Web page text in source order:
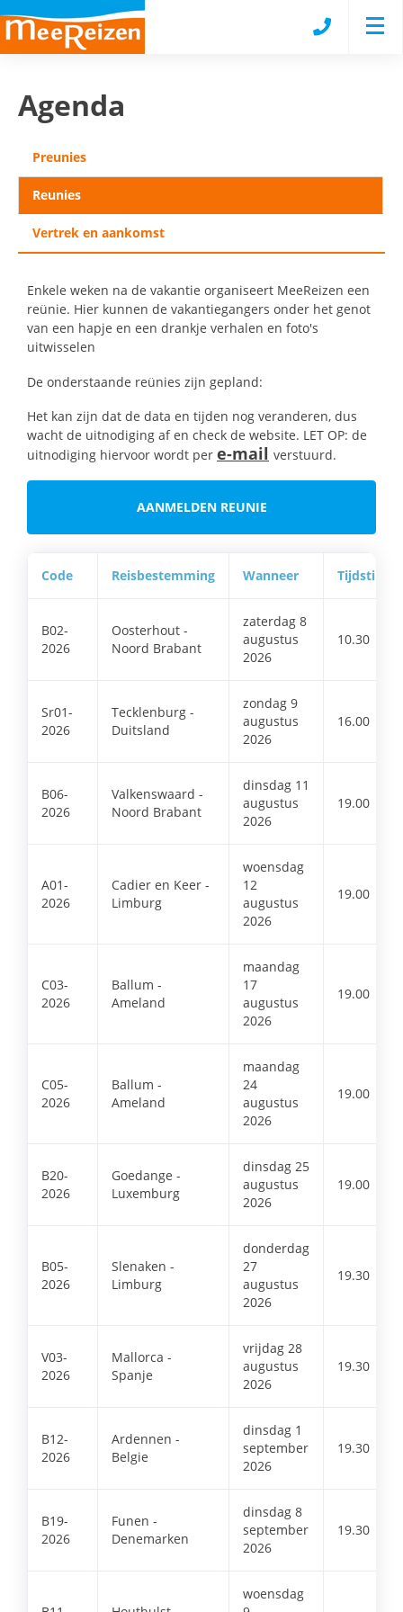
Agenda
Preunies
Reunies
Vertrek en aankomst
Enkele weken na de vakantie organiseert MeeReizen een
reünie. Hier kunnen de vakantiegangers onder het genot
van een hapje en een drankje verhalen en foto's
uitwisselen
De onderstaande reünies zijn gepland:
Het kan zijn dat de data en tijden nog veranderen, dus
wacht de uitnodiging af en check de website. LET OP: de
uitnodiging hiervoor wordt per e-mail verstuurd.
AANMELDEN REUNIE
Code Reisbestemming Wanneer Tijdstip
B02-
2026
Oosterhout -
Noord Brabant
zaterdag 8
augustus
2026
10.30
Sr01-
2026
Tecklenburg -
Duitsland
zondag 9
augustus
2026
16.00
B06-
2026
Valkenswaard -
Noord Brabant
dinsdag 11
augustus
2026
19.00
A01-
2026
Cadier en Keer -
Limburg
woensdag
12
augustus
2026
19.00
C03-
2026
Ballum -
Ameland
maandag
17
augustus
2026
19.00
C05-
2026
Ballum -
Ameland
maandag
24
augustus
2026
19.00
B20-
2026
Goedange -
Luxemburg
dinsdag 25
augustus
2026
19.00
B05-
2026
Slenaken -
Limburg
donderdag
27
augustus
2026
19.30
V03-
2026
Mallorca -
Spanje
vrijdag 28
augustus
2026
19.30
B12-
2026
Ardennen -
Belgie
dinsdag 1
september
2026
19.30
B19-
2026
Funen -
Denemarken
dinsdag 8
september
2026
19.30
woensdag